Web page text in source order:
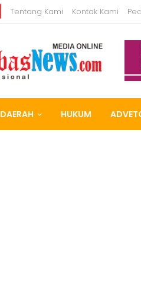
Tentang Kami Kontak Kami
DAERAH HUKUM